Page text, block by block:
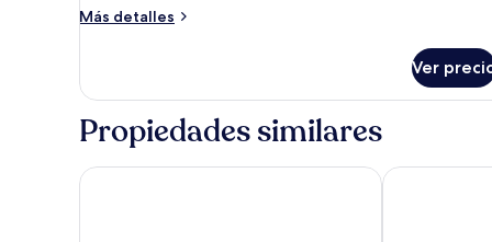
camas
Más detalles
Más
familiar,
camas
individuales
Ver
Propiedades similares
London Wembley International Hotel St George